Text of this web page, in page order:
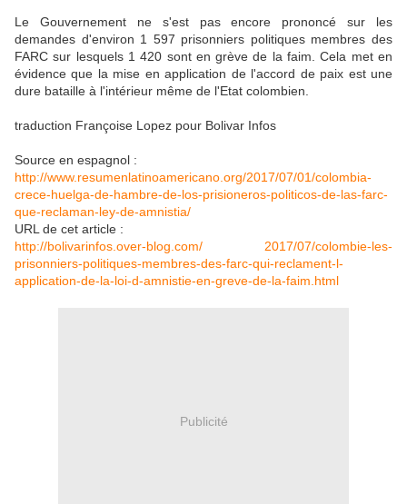
Le Gouvernement ne s'est pas encore prononcé sur les
demandes d'environ 1 597 prisonniers politiques membres des
FARC sur lesquels 1 420 sont en grève de la faim. Cela met en
évidence que la mise en application de l'accord de paix est une
dure bataille à l'intérieur même de l'Etat colombien.
traduction Françoise Lopez pour Bolivar Infos
Source en espagnol :
http://www.resumenlatinoamericano.org/2017/07/01/colombia-
crece-huelga-de-hambre-de-los-prisioneros-politicos-de-las-farc-
que-reclaman-ley-de-amnistia/
URL de cet article :
http://bolivarinfos.over-blog.com/ 2017/07/colombie-les-
prisonniers-politiques-membres-des-farc-qui-reclament-l-
application-de-la-loi-d-amnistie-en-greve-de-la-faim.html
Publicité